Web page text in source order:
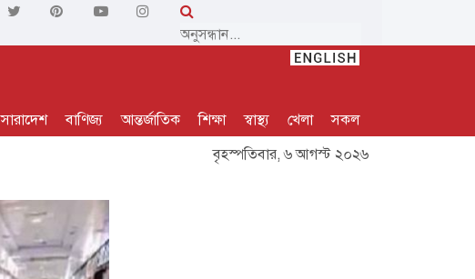
সারাদেশ বাণিজ্য আন্তর্জাতিক শিক্ষা স্বাস্থ্য খেলা
সকল
বৃহস্পতিবার, ৬ আগস্ট ২০২৬